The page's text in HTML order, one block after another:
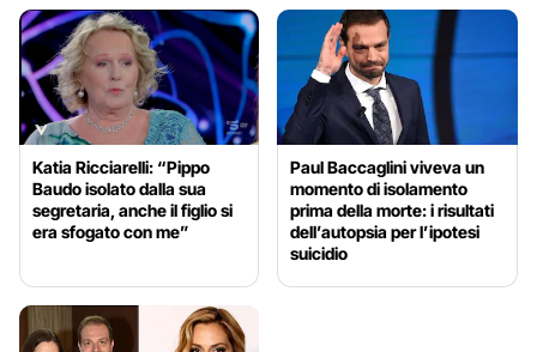
Katia Ricciarelli: “Pippo
Baudo isolato dalla sua
segretaria, anche il figlio si
era sfogato con me”
Paul Baccaglini viveva un
momento di isolamento
prima della morte: i risultati
dell’autopsia per l’ipotesi
suicidio